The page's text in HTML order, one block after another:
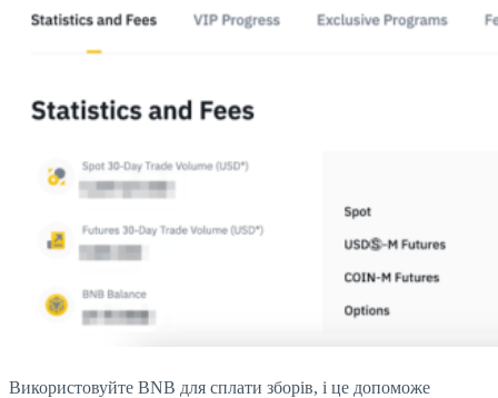
Використовуйте BNB для сплати зборів, і це допоможе